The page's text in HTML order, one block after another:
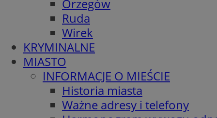
Orzegów
Ruda
Wirek
KRYMINALNE
MIASTO
INFORMACJE O MIEŚCIE
Historia miasta
Ważne adresy i telefony